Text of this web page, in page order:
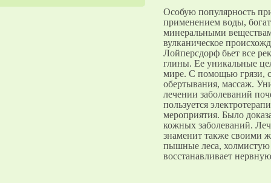
Особую популярность
применением воды,
минеральными
вулканическое
Лойперсдорф бьет все
глины. Ее уникальные
мире. С помощью грязи,
обертывания, массаж.
лечении заболеваний
пользуется
мероприятия. Было
кожных заболеваний.
знаменит также своими
пышные леса, холмистую
восстанавливает